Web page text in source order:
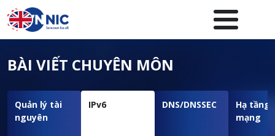
Nhảy đến nội dung
Menuheader của website
BÀI VIẾT CHUYÊN MÔN
Quản lý tài
nguyên
IPv6 DNS/DNSSEC
Hạ tầng
mạng